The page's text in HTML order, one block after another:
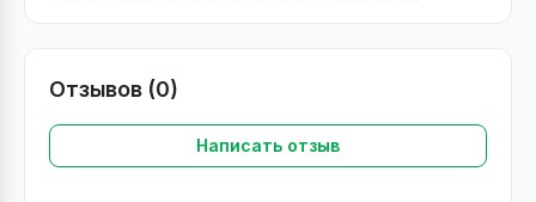
Отзывов (0)
Написать отзыв